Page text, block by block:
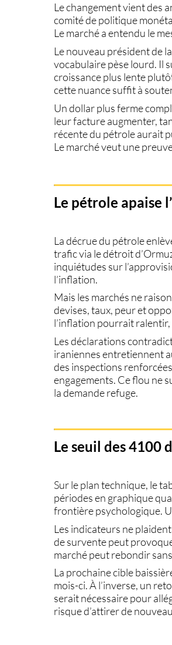
Le changement vient des
comité de politique
Le marché a entendu le
Le nouveau président de
vocabulaire pèse lourd. Il
croissance plus lente
cette nuance suffit à
Un dollar plus ferme
leur facture augmenter,
récente du pétrole aurait
Le marché veut une
Le pétrole apaise
La décrue du pétrole
trafic via le détroit
inquiétudes sur
l’inflation.
Mais les marchés ne
devises, taux, peur et
l’inflation pourrait
Les déclarations
iraniennes entretiennent
des inspections
engagements. Ce flou ne
la demande refuge.
Le seuil des 4100
Sur le plan technique, le
périodes en graphique
frontière psychologique.
Les indicateurs ne
de survente peut
marché peut rebondir
La prochaine cible
mois-ci. À l’inverse, un
serait nécessaire pour
risque d’attirer de